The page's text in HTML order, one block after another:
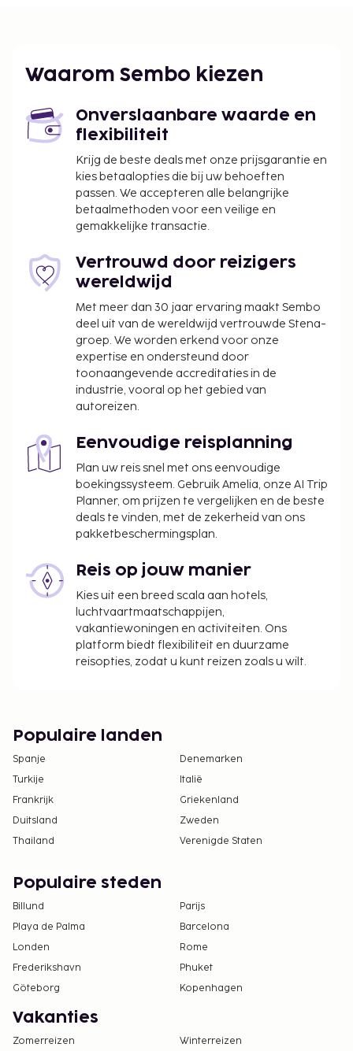
heb je gratis parkeerplaatsen. De accommodatie
heeft een tuin waar je van het uitzicht kunt
Dagelijks kun je tegen betaling genieten van een
lekker ontbijt met lokale gerechten, dat geserveerd
wordt van 06.00 uur tot 11.00 uur.
Toeslag voor het ontbijt met lokale gerechten:
ca. IDR 15000 per persoon
Toeslag voor luchthavenshuttle: IDR 300000
per voertuig (enkele reis)
Deze lijst is mogelijk niet volledig. Toeslagen en
borgsommen zijn mogelijk excl. btw en kunnen
Er is ter plaatse geen warm water beschikbaar.
Gasten jonger dan 17 jaar oud worden bij deze
accommodatie voor volwassenen niet
toegelaten.
Waarom Sembo kiezen
Onverslaanbare waarde en
flexibiliteit
Krijg de beste deals met onze prijsgarantie en
kies betaalopties die bij uw behoeften
passen. We accepteren alle belangrijke
betaalmethoden voor een veilige en
gemakkelijke transactie.
Vertrouwd door reizigers
wereldwijd
Met meer dan 30 jaar ervaring maakt Sembo
deel uit van de wereldwijd vertrouwde Stena-
groep. We worden erkend voor onze
expertise en ondersteund door
toonaangevende accreditaties in de
industrie, vooral op het gebied van
autoreizen.
Eenvoudige reisplanning
Plan uw reis snel met ons eenvoudige
boekingssysteem. Gebruik Amelia, onze AI Trip
Planner, om prijzen te vergelijken en de beste
deals te vinden, met de zekerheid van ons
pakketbeschermingsplan.
Reis op jouw manier
Kies uit een breed scala aan hotels,
luchtvaartmaatschappijen,
vakantiewoningen en activiteiten. Ons
platform biedt flexibiliteit en duurzame
reisopties, zodat u kunt reizen zoals u wilt.
Populaire landen
Spanje
Denemarken
Turkije
Italië
Frankrijk
Griekenland
Duitsland
Zweden
Thailand
Verenigde Staten
Populaire steden
Billund
Parijs
Playa de Palma
Barcelona
Londen
Rome
Frederikshavn
Phuket
Göteborg
Kopenhagen
Vakanties
Zomerreizen
Winterreizen